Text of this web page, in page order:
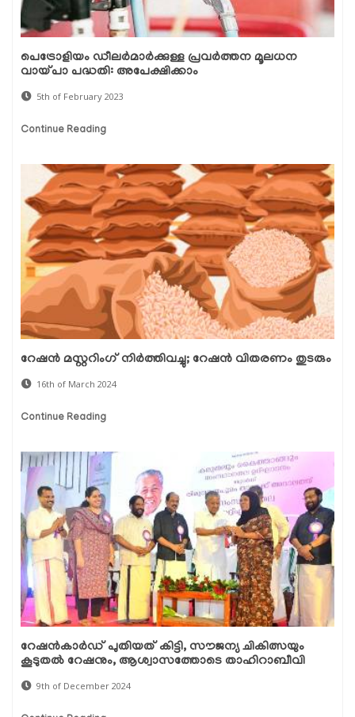
പെട്രോളിയം ഡീലർമാർക്കുള്ള പ്രവർത്തന മൂലധന
വായ്പാ പദ്ധതി: അപേക്ഷിക്കാം
5th of February 2023
Continue Reading
റേഷൻ മസ്റ്ററിംഗ് നിർത്തിവച്ചു; റേഷൻ വിതരണം തുടരും
16th of March 2024
Continue Reading
റേഷൻകാർഡ് പുതിയത് കിട്ടി, സൗജന്യ ചികിത്സയും
കൂടുതൽ റേഷനും, ആശ്വാസത്തോടെ താഹിറാബീവി
9th of December 2024